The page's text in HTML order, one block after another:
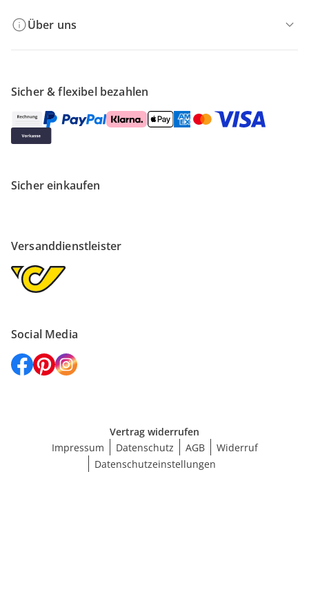
Über uns
Sicher & flexibel bezahlen
Sicher einkaufen
Versanddienstleister
Social Media
Vertrag widerrufen
Impressum
Datenschutz AGB
Widerruf
Datenschutzeinstellungen